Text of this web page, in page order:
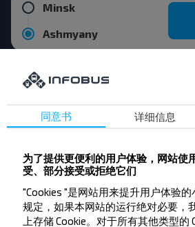
Minsk
Ashmyany
Ashmyany
Gradno
同意书 详细信息
为了提供更便利的用户体验，网站使
受、部分接受或拒绝它们
"Cookies "是网站用来提升用户体验
规定，如果本网站的运行绝对必要，
上存储 Cookie。对于所有其他类型的